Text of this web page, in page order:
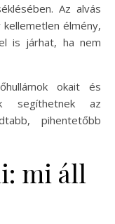
Az alvás
élmény,
is járhat, ha nem
okait és
segíthetnek az
pihentetőbb
mi áll